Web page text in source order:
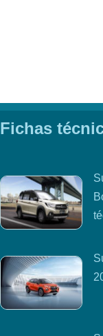
Fichas